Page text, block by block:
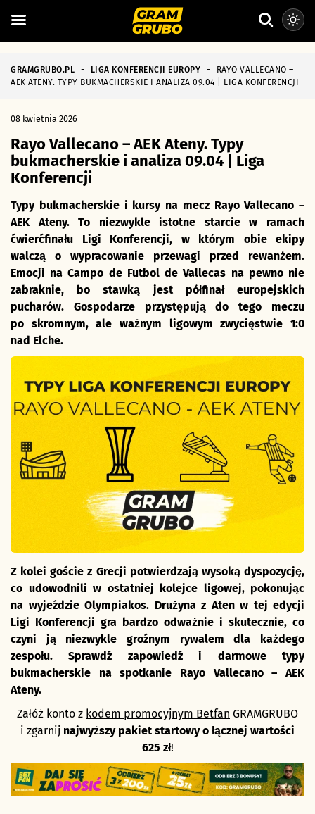
GRAMGRUBO.PL - LIGA KONFERENCJI EUROPY -
RAYO VALLECANO –
AEK ATENY. TYPY BUKMACHERSKIE I ANALIZA 09.04 | LIGA KONFERENCJI
08 kwietnia 2026
Rayo Vallecano – AEK Ateny. Typy
bukmacherskie i analiza 09.04 | Liga
Konferencji
Typy bukmacherskie i kursy na mecz Rayo Vallecano –
AEK Ateny. To niezwykle istotne starcie w ramach
ćwierćfinału Ligi Konferencji, w którym obie ekipy
walczą o wypracowanie przewagi przed rewanżem.
Emocji na Campo de Futbol de Vallecas na pewno nie
zabraknie, bo stawką jest półfinał europejskich
pucharów. Gospodarze przystępują do tego meczu
po skromnym, ale ważnym ligowym zwycięstwie 1:0
nad Elche.
Z kolei goście z Grecji potwierdzają wysoką dyspozycję,
co udowodnili w ostatniej kolejce ligowej, pokonując
na wyjeździe Olympiakos. Drużyna z Aten w tej edycji
Ligi Konferencji gra bardzo odważnie i skutecznie, co
czyni ją niezwykle groźnym rywalem dla każdego
zespołu. Sprawdź zapowiedź i darmowe typy
bukmacherskie na spotkanie Rayo Vallecano – AEK
Ateny.
Załóż konto z kodem promocyjnym Betfan GRAMGRUBO
i zgarnij najwyższy pakiet startowy o łącznej wartości
625 zł!